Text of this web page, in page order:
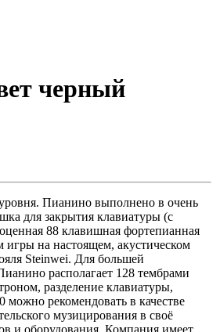
черный
Пианино выполнено в очень
для закрытия клавиатуры (с
88 клавишная фортепианная
на настоящем, акустическом
Steinwei. Для большей
располагает 128 тембрами
разделение клавиатуры,
рекомендовать в качестве
музицирования в своё
и оборудования. Компания имеет